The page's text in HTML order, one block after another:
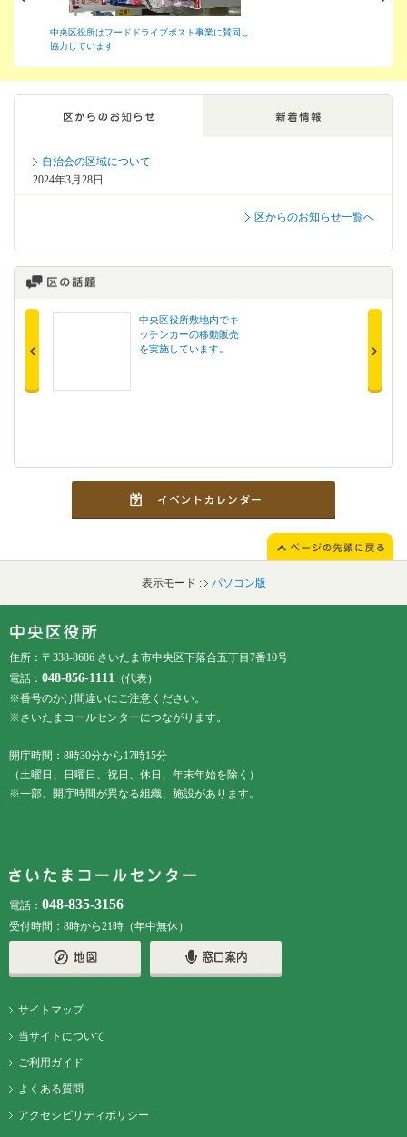
中央区役所はフードドライブポスト事業に賛同し
協力しています
自治会の区域について
2024年3月28日
区からのお知らせ一覧へ
中央区役所敷地内でキ
ッチンカーの移動販売
を実施しています。
表示モード : パソコン版
住所：〒338-8686 さいたま市中央区下落合五丁目7番10号
電話： 048-856-1111 （代表）
※番号のかけ間違いにご注意ください。
※さいたまコールセンターにつながります。
開庁時間：8時30分から17時15分
（土曜日、日曜日、祝日、休日、年末年始を除く）
※一部、開庁時間が異なる組織、施設があります。
電話： 048-835-3156
受付時間：8時から21時（年中無休）
サイトマップ
当サイトについて
ご利用ガイド
よくある質問
アクセシビリティポリシー